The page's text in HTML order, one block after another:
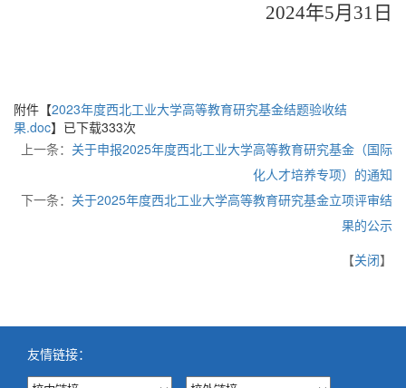
2024年5月 31 日
附件【2023年度西北工业大学高等教育研究基金结题验收结
果.doc】已下载333次
上一条： 关于申报2025年度西北工业大学高等教育研究基金（国际
化人才培养专项）的通知
下一条： 关于2025年度西北工业大学高等教育研究基金立项评审结
果的公示
【关闭】
友情链接：